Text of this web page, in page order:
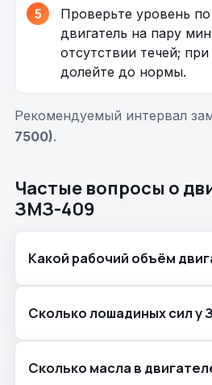
Проверьте уровень
двигатель на пару
отсутствии течей;
долейте до нормы.
Рекомендуемый интервал
7500).
Частые вопросы о
ЗМЗ-409
Какой рабочий объём
Сколько лошадиных сил у
Сколько масла в